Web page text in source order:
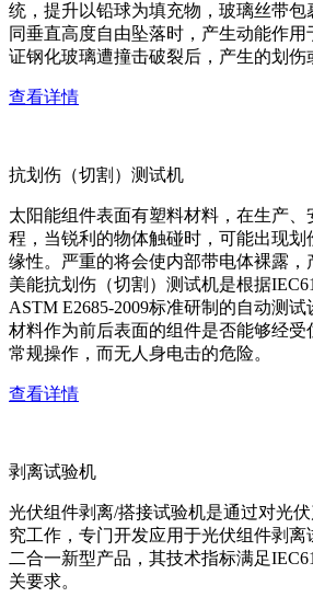
统，提升以铅球为填充物，玻璃丝带包
同垂直高度自由坠落时，产生动能作
证钢化玻璃遭撞击破裂后，产生的划伤
查看详情
抗划伤（切割）测试机
太阳能组件表面有塑料材料，在生产、
程，当锐利的物体触碰时，可能出现
缘性。严重的将会使内部带电体裸露，
美能抗划伤（切割）测试机是根据
ASTM E2685-2009标准研制的自动测
材料作为前后表面的组件是否能够经受
常规操作，而无人身电击的危险。
查看详情
剥离试验机
光伏组件剥离/搭接试验机是通过对光
究工作，专门开发应用于光伏组件剥
二合一新型产品，其技术指标满足
关要求。